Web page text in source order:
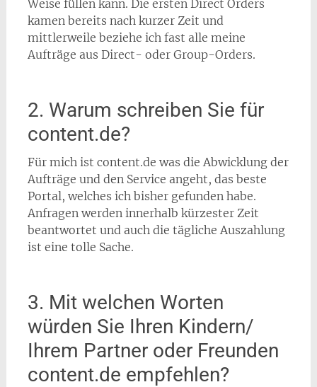
Weise füllen kann. Die ersten Direct Orders
kamen bereits nach kurzer Zeit und
mittlerweile beziehe ich fast alle meine
Aufträge aus Direct- oder Group-Orders.
2. Warum schreiben Sie für
content.de?
Für mich ist content.de was die Abwicklung der
Aufträge und den Service angeht, das beste
Portal, welches ich bisher gefunden habe.
Anfragen werden innerhalb kürzester Zeit
beantwortet und auch die tägliche Auszahlung
ist eine tolle Sache.
3. Mit welchen Worten
würden Sie Ihren Kindern/
Ihrem Partner oder Freunden
content.de empfehlen?